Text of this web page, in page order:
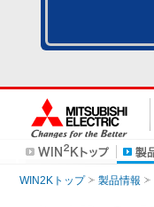
WIN2Kトップ 製品情報